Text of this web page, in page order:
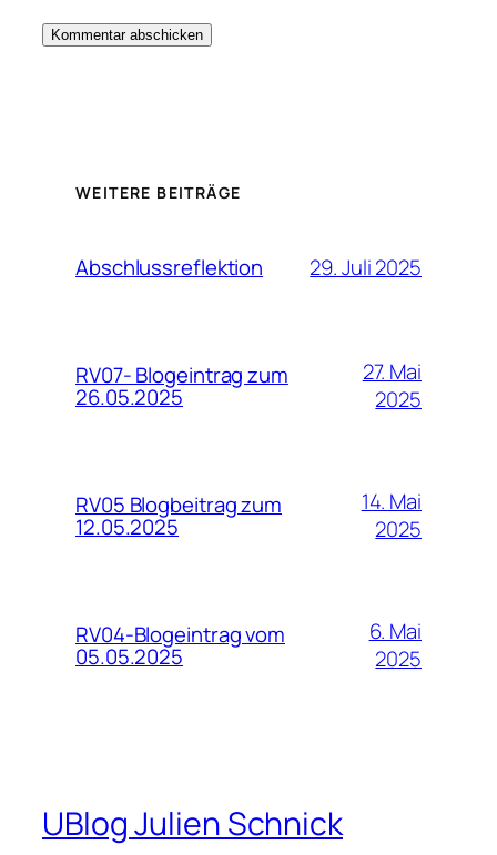
WEITERE BEITRÄGE
Abschlussreflektion 29. Juli 2025
RV07- Blogeintrag zum
26.05.2025
27. Mai
2025
RV05 Blogbeitrag zum
12.05.2025
14. Mai
2025
RV04-Blogeintrag vom
05.05.2025
6. Mai
2025
UBlog Julien Schnick